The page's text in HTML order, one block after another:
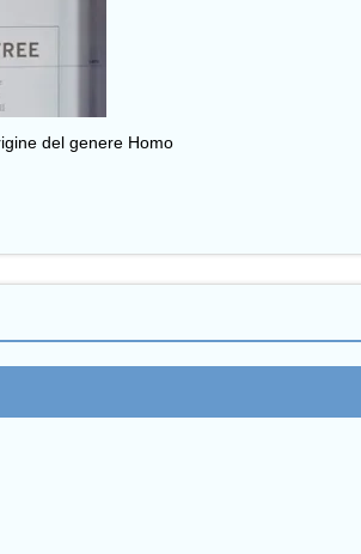
del genere Homo